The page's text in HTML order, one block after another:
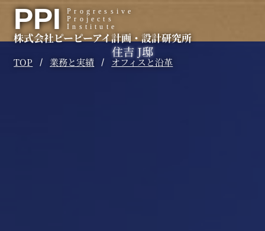
を
PPI
Progressive
Projects
Institute
株式会社ピーピーアイ計画・設計研究所
TOP / 業務と実績 / オフィスと沿革
住吉 J邸